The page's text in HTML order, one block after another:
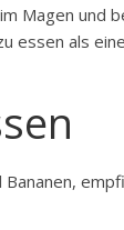
Magen und
essen als